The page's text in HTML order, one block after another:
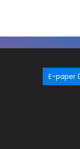
E-paper